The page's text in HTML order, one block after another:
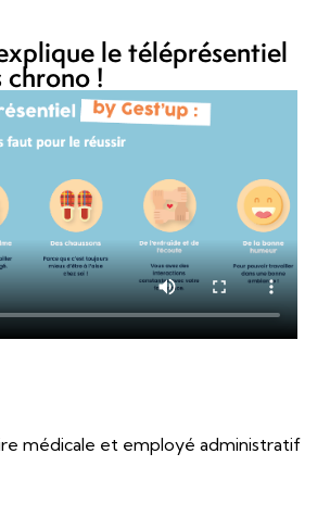
le téléprésentiel
chrono !
médicale et employé administratif